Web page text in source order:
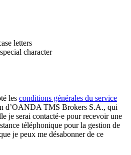
letters
character
les conditions générales du service
d’OANDA TMS Brokers S.A., qui
je serai contacté·e pour recevoir une
téléphonique pour la gestion de
je peux me désabonner de ce